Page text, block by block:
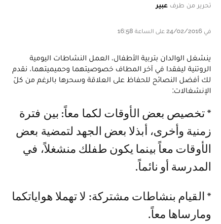
تحرير من طرف عبير
في 24/02/2016 على الساعة 16:58
ينشغل الوالدان بتربية الأطفال، العمل النشاطات اليومية
الروتنية ليفقدا في آخر المطاف خصوصيتهما وحميميتهما، نقدم
لك أفضل النصائح للحفاظ على العلاقة وسحرها بالرغم من كلّ
الإنشغالات:
* تخصيص بعض الأوقات لكما معاً: بين فترة
زمنية وأخرى، أبذلا بعض الجهد لتمضية بعض
الأوقات معاً بينما يكون طفلك منشغلاً، في
المدرسة أو نائماً.
* القيام بنشاطات مشتركة: لا تهملا هواياتكما
ومارساها معاً.